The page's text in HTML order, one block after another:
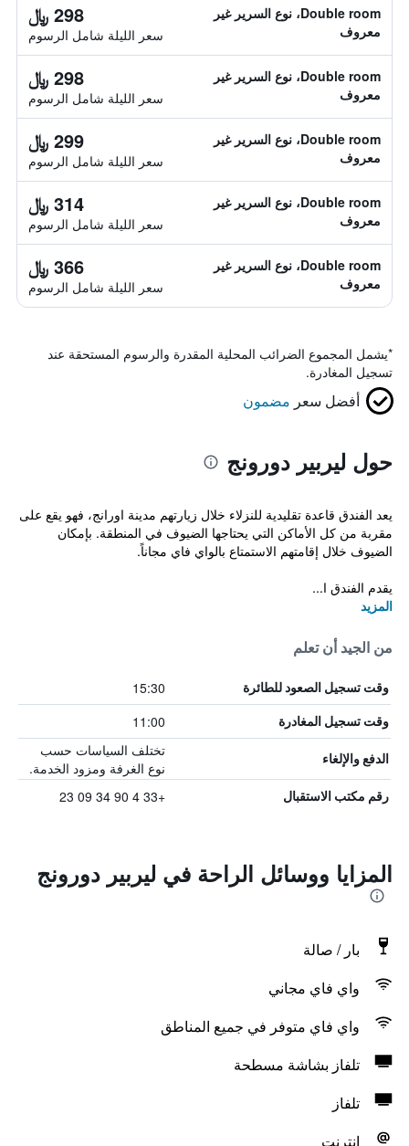
Double room، نوع السرير غير
معروف
298 ﷼
سعر الليلة شامل الرسوم
Double room، نوع السرير غير
معروف
298 ﷼
سعر الليلة شامل الرسوم
Double room، نوع السرير غير
معروف
299 ﷼
سعر الليلة شامل الرسوم
Double room، نوع السرير غير
معروف
314 ﷼
سعر الليلة شامل الرسوم
Double room، نوع السرير غير
معروف
366 ﷼
سعر الليلة شامل الرسوم
*يشمل المجموع الضرائب المحلية المقدرة والرسوم المستحقة عند
تسجيل المغادرة.
أفضل سعر مضمون
حول ليربير دورونج
يعد الفندق قاعدة تقليدية للنزلاء خلال زيارتهم مدينة اورانج، فهو يقع على
مقربة من كل الأماكن التي يحتاجها الضيوف في المنطقة. بإمكان
الضيوف خلال إقامتهم الاستمتاع بالواي فاي مجاناً.
يقدم الفندق ا...
المزيد
من الجيد أن تعلم
وقت تسجيل الصعود للطائرة 15:30
وقت تسجيل المغادرة 11:00
الدفع والإلغاء
تختلف السياسات حسب
نوع الغرفة ومزود الخدمة.
رقم مكتب الاستقبال +33 4 90 34 09 23
المزايا ووسائل الراحة في ليربير دورونج
بار / صالة
واي فاي مجاني
واي فاي متوفر في جميع المناطق
تلفاز بشاشة مسطحة
تلفاز
انترنت